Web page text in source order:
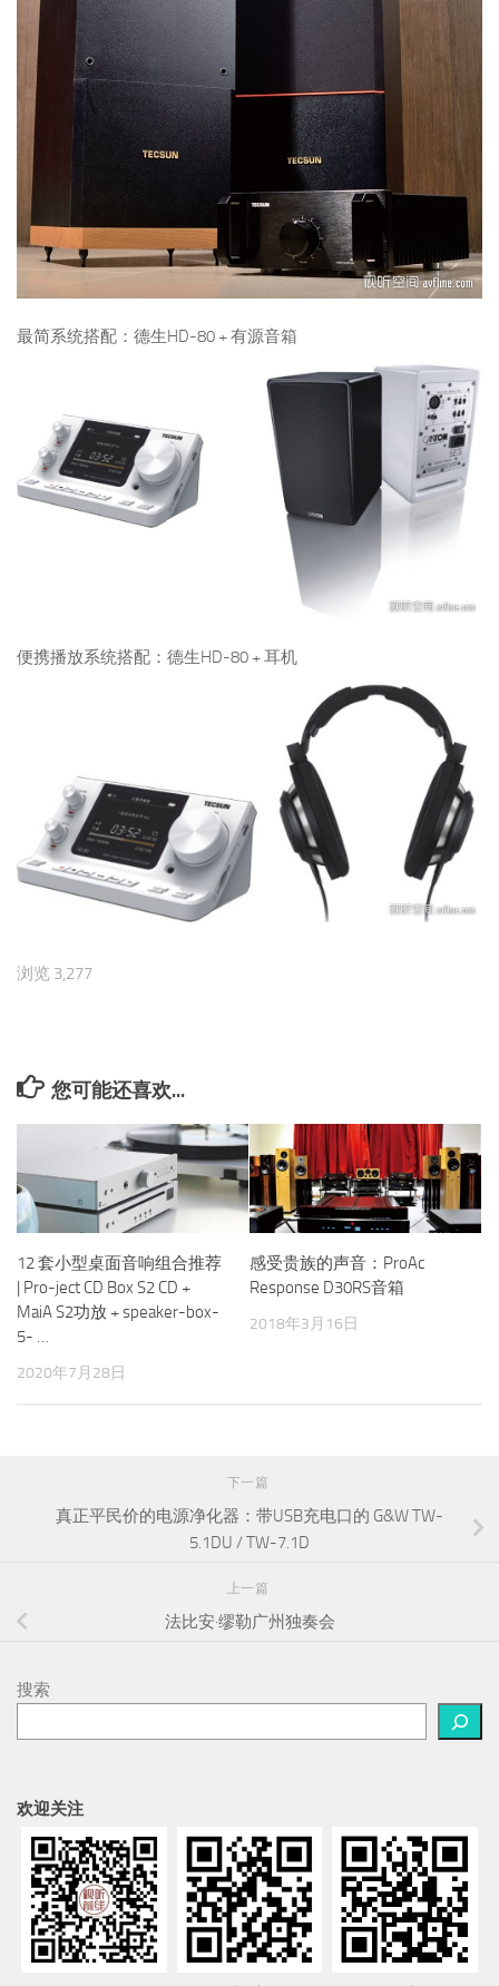
最简系统搭配：德生HD-80 + 有源音箱
便携播放系统搭配：德生HD-80 + 耳机
浏览 3,277
您可能还喜欢...
12 套小型桌面音响组合推荐
| Pro-ject CD Box S2 CD +
MaiA S2功放 + speaker-box-
5- …
2020年7月28日
感受贵族的声音：ProAc
Response D30RS音箱
2018年3月16日
下一篇
真正平民价的电源净化器：带USB充电口的 G&W TW-
5.1DU / TW-7.1D
上一篇
法比安·缪勒广州独奏会
搜索
欢迎关注